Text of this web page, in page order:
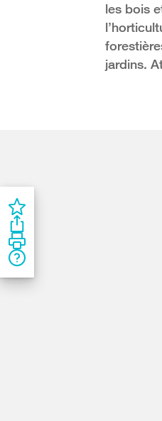
les bois
jardins.